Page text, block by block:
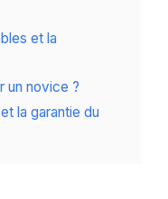
et la
un novice ?
la garantie du